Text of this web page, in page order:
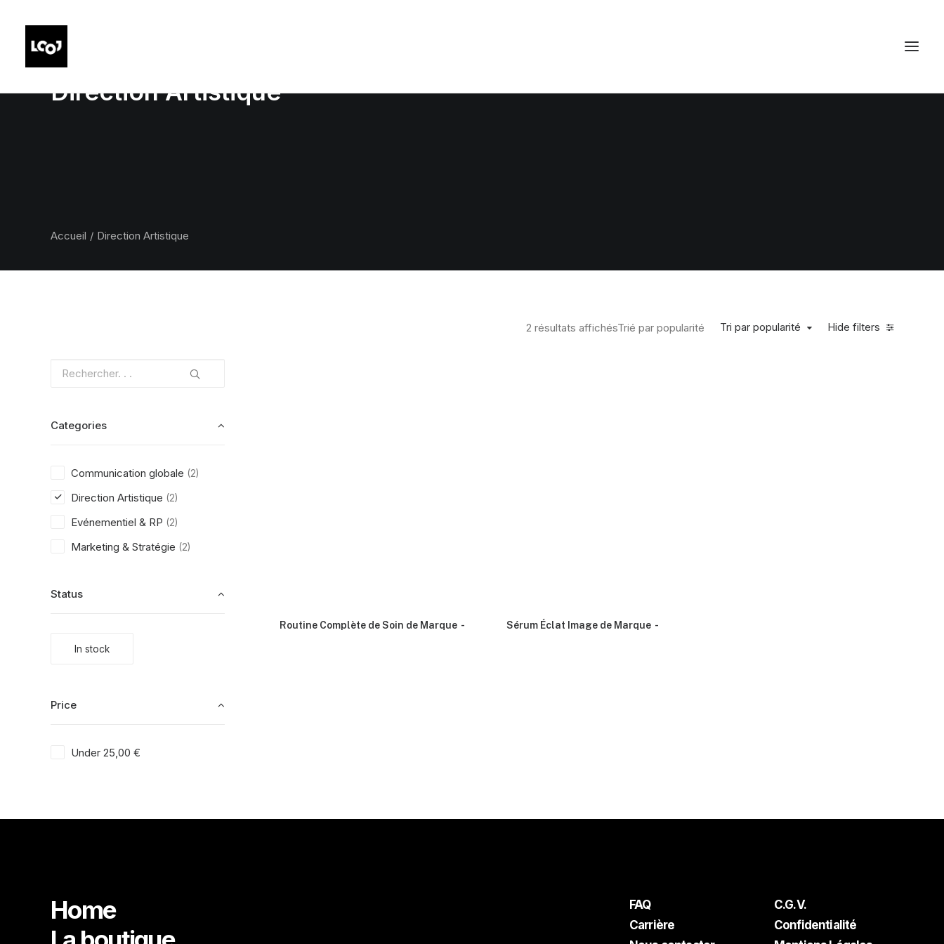
Direction Artistique
Accueil Direction Artistique
Hide filters
Tri par popularité
2 résultats affichésTrié par popularité
Categories
Communication globale (2)
Direction Artistique (2)
Evénementiel & RP (2)
Marketing & Stratégie (2)
Status
In stock
Price
Under 25,00 €
Routine Complète de Soin de Marque Sérum Éclat Image de Marque
Home
FAQ
Carrière
C.G.V.
Confidentialité